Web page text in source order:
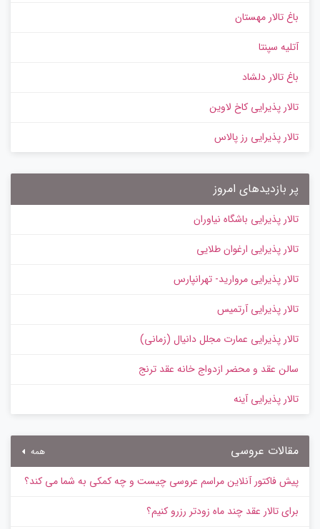
باغ تالار مهستان
آتلیه سپنتا
باغ تالار دلشاد
تالار پذیرایی کاخ لاوین
تالار پذیرایی رز پالاس
پر بازدیدهای امروز
تالار پذیرایی باشگاه نیاوران
تالار پذیرایی ارغوان طلایی
تالار پذیرایی مروارید- تهرانپارس
تالار پذیرایی آرتمیس
تالار پذیرایی عمارت مجلل دانیال (زمانی)
سالن عقد و محضر ازدواج خانه عقد ترنج
تالار پذیرایی آینه
مقالات عروسی همه
پیش‌ فاکتور آنلاین مراسم عروسی چیست و چه کمکی به شما می کند؟
برای تالار عقد چند ماه زودتر رزرو کنیم؟